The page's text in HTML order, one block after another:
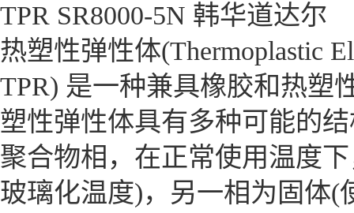
TPR SR8000-5N 韩华道达尔
热塑性弹性体(Thermoplastic
TPR) 是一种兼具橡胶和热塑
塑性弹性体具有多种可能的
聚合物相，在正常使用温度
玻璃化温度)，另一相为固体(